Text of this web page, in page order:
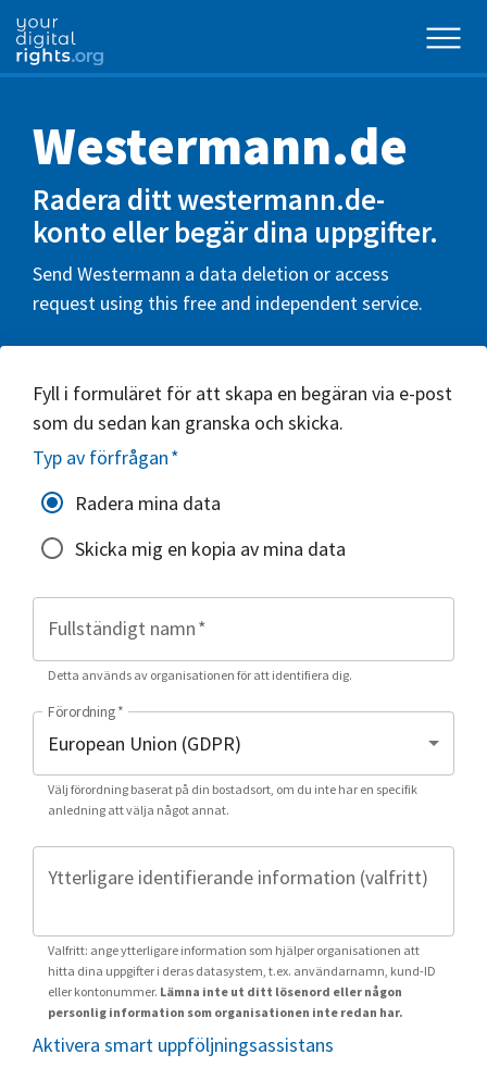
Westermann.de
Radera ditt westermann.de-
konto eller begär dina uppgifter.
Send Westermann a data deletion or access
request using this free and independent service.
Fyll i formuläret för att skapa en begäran via e-post
som du sedan kan granska och skicka.
Typ av förfrågan*
Radera mina data
Skicka mig en kopia av mina data
Fullständigt namn*
Detta används av organisationen för att identifiera dig.
Förordning*
Välj förordning baserat på din bostadsort, om du inte har en specifik
anledning att välja något annat.
Ytterligare identifierande information (valfritt)
Valfritt: ange ytterligare information som hjälper organisationen att
hitta dina uppgifter i deras datasystem, t.ex. användarnamn, kund-ID
eller kontonummer. Lämna inte ut ditt lösenord eller någon
personlig information som organisationen inte redan har.
Aktivera smart uppföljningsassistans